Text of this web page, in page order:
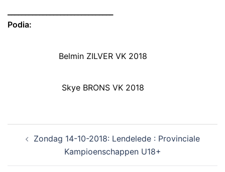
Podia:
Belmin ZILVER VK 2018
Skye BRONS VK 2018
Zondag 14-10-2018: Lendelede : Provinciale
Kampioenschappen U18+